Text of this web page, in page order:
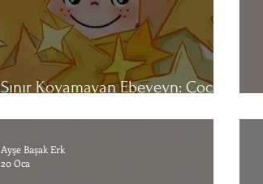
Sınır Koyamayan Ebeveyn: Çocuğa
Ayşe Başak Erk
20 Oca